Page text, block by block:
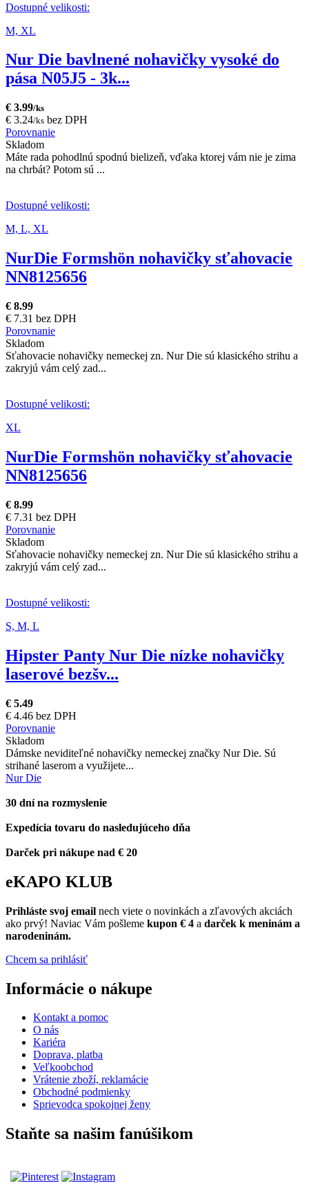
Dostupné velikosti:
M, XL
Nur Die bavlnené nohavičky vysoké do
pása N05J5 - 3k...
€ 3.99/ks
€ 3.24/ks bez DPH
Porovnanie
Skladom
Máte rada pohodlnú spodnú bielizeň, vďaka ktorej vám nie je zima
na chrbát? Potom sú ...
Dostupné velikosti:
M, L, XL
NurDie Formshön nohavičky sťahovacie
NN8125656
€ 8.99
€ 7.31 bez DPH
Porovnanie
Skladom
Sťahovacie nohavičky nemeckej zn. Nur Die sú klasického strihu a
zakryjú vám celý zad...
Dostupné velikosti:
XL
NurDie Formshön nohavičky sťahovacie
NN8125656
€ 8.99
€ 7.31 bez DPH
Porovnanie
Skladom
Sťahovacie nohavičky nemeckej zn. Nur Die sú klasického strihu a
zakryjú vám celý zad...
Dostupné velikosti:
S, M, L
Hipster Panty Nur Die nízke nohavičky
laserové bezšv...
€ 5.49
€ 4.46 bez DPH
Porovnanie
Skladom
Dámske neviditeľné nohavičky nemeckej značky Nur Die. Sú
strihané laserom a využijete...
Nur Die
30 dní na rozmyslenie
Expedícia tovaru do nasledujúceho dňa
Darček pri nákupe nad € 20
eKAPO KLUB
Prihláste svoj email nech viete o novinkách a zľavových akciách
ako prvý! Naviac Vám pošleme kupon € 4 a darček k meninám a
narodeninám.
Chcem sa prihlásiť
Informácie o nákupe
Kontakt a pomoc
O nás
Kariéra
Doprava, platba
Veľkoobchod
Vrátenie zboží, reklamácie
Obchodné podmienky
Sprievodca spokojnej ženy
Staňte sa našim fanúšikom